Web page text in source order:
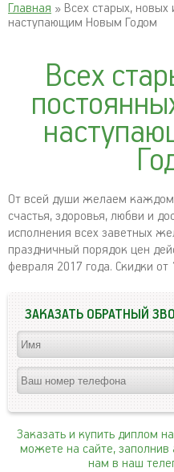
Главная » Всех старых, новых
наступающим Новым Годом
Всех
От всей души желаем
счастья, здоровья, любви и
исполнения всех заветных
праздничный порядок цен
февраля 2017 года. Скидки от
ЗАКАЗАТЬ ОБРАТНЫЙ
Заказать и купить диплом
можете на сайте,
нам в наш